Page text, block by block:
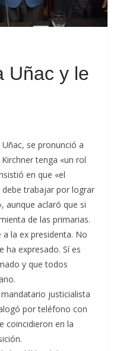
Uñac y le
se pronunció a
tenga «un rol
en que «el
trabajar por lograr
aunque aclaró que si
de las primarias.
la ex presidenta. No
ha expresado. Sí es
y que todos
justicialista
por teléfono con
coincidieron en la